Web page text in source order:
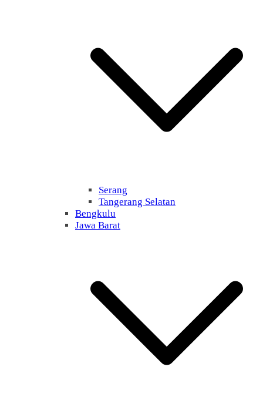
Serang
Tangerang Selatan
Bengkulu
Jawa Barat